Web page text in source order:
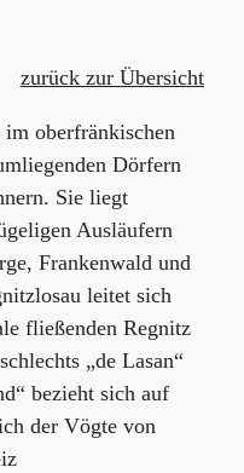
zurück zur Übersicht
im oberfränkischen
Dörfern
Sie liegt
Ausläufern
Frankenwald und
leitet sich
fließenden Regnitz
„de Lasan“
bezieht sich auf
der Vögte von